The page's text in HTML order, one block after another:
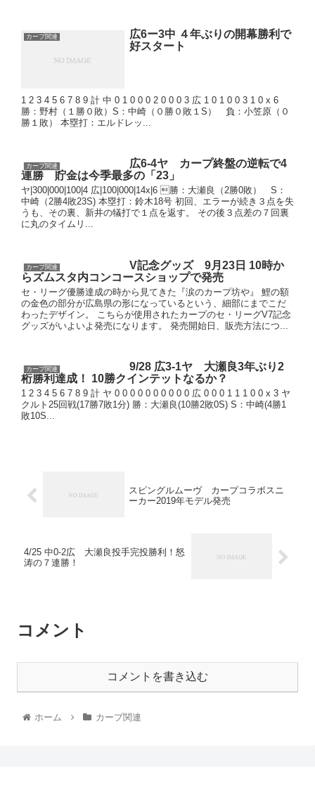
カープ関連
広6ー3中 ４年ぶりの開幕勝利で
好スタート
1 2 3 4 5 6 7 8 9 計 中 0 1 0 0 0 2 0 0 0 3 広 1 0 1 0 0 3 1 0 x 6
勝：野村（１勝０敗）S：中崎（０勝０敗１S） 負：小笠原（０
勝１敗） 本塁打：エルドレッ...
カープ関連
広6-4ヤ カープ終盤の逆転で4
連勝 貯金は今季最多の「23」
ヤ|300|000|100|4 広|100|000|14x|6 勝：大瀬良（2勝0敗） S：
中崎（2勝4敗23S) 本塁打：鈴木18号 初回、エラーが続き３点を失
うも、その裏、新井の犠打で１点を返す。 その後３点差の７回裏
に丸のタイムリ...
カープ関連
V記念グッズ 9月23日 10時か
らズムスタ内コンコースショップで発売
セ・リーグ優勝達成の時から見てきた『涙のカープ坊や』 鯉の額
の金色の部分が広島県の形になっているという、細部にまでこだ
わったデザイン。 こちらが使用されたカープのセ・リーグV7記念
グッズがいよいよ発売になります。 発売開始日、販売方法につ...
カープ関連
9/28 広3-1ヤ 大瀬良3年ぶり2
桁勝利達成！ 10勝クインテットなるか？
1 2 3 4 5 6 7 8 9 計 ヤ 0 0 0 0 0 0 0 0 0 0 広 0 0 0 1 1 1 0 0 x 3 ヤ
クルト25回戦(17勝7敗1分) 勝：大瀬良(10勝2敗0S) S：中崎(4勝1
敗10S...
スピングルムーヴ カープコラボスニ
ーカー2019年モデル発売
4/25 中0-2広 大瀬良投手完投勝利！怒
涛の７連勝！
コメント
コメントを書き込む
ホーム カープ関連